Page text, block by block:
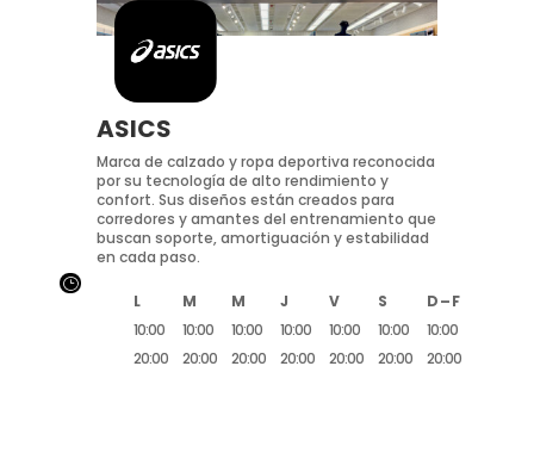
ASICS
Marca de calzado y ropa deportiva reconocida
por su tecnología de alto rendimiento y
confort. Sus diseños están creados para
corredores y amantes del entrenamiento que
buscan soporte, amortiguación y estabilidad
en cada paso.
L M M J V S
D – F
10:00
20:00
10:00
20:00
10:00
20:00
10:00
20:00
10:00
20:00
10:00
20:00
10:00
20:00
}